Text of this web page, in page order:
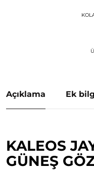
Açıklama Ek
KALEOS
GÜNEŞ